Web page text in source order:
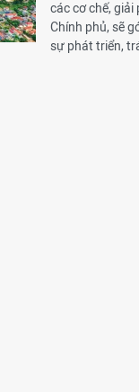
các cơ chế,
Chính phủ, sẽ
sự phát triển,